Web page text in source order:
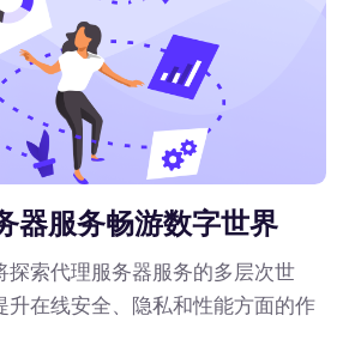
器服务畅游数字世界
探索代理服务器服务的多层次世
升在线安全、隐私和性能方面的作